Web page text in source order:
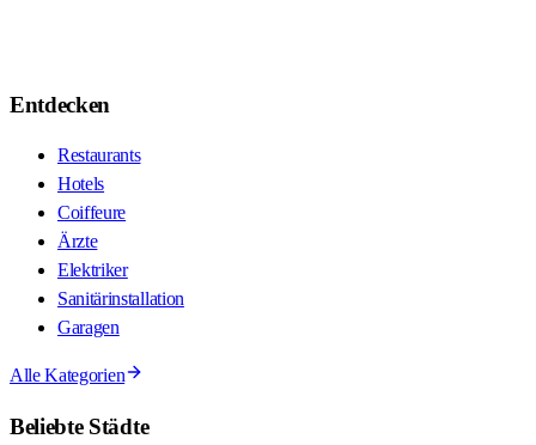
Entdecken
Restaurants
Hotels
Coiffeure
Ärzte
Elektriker
Sanitärinstallation
Garagen
Alle Kategorien
Beliebte Städte